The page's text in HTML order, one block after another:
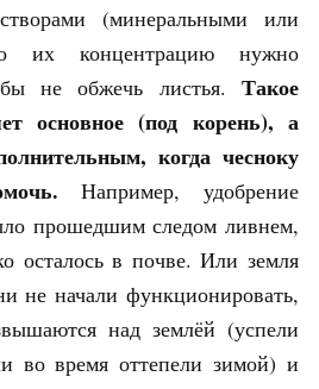
(минеральными или
их концентрацию нужно
не обжечь листья. Такое
основное (под корень), а
когда чесноку
Например, удобрение
прошедшим следом ливнем,
осталось в почве. Или земля
не начали функционировать,
над землёй (успели
во время оттепели зимой) и